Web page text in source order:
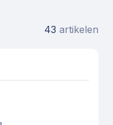
43 artikelen